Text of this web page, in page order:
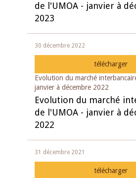
de l'UMOA - janvier à
2023
30 décembre 2022
télécharger
Evolution du marché
janvier à décembre 2022
Evolution du marché
de l'UMOA - janvier à
2022
31 décembre 2021
télécharger